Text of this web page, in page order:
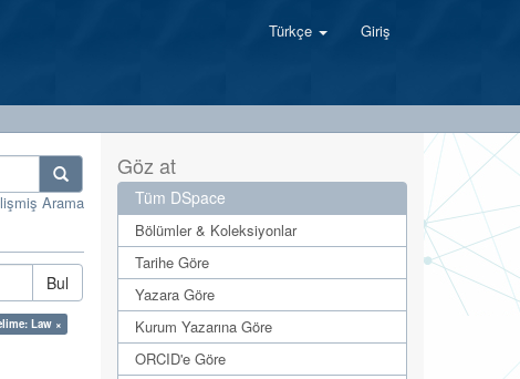
Türkçe Giriş
Arama
Bul
Law ×
Göz at
Tüm DSpace
Bölümler & Koleksiyonlar
Tarihe Göre
Yazara Göre
Kurum Yazarına Göre
ORCID'e Göre